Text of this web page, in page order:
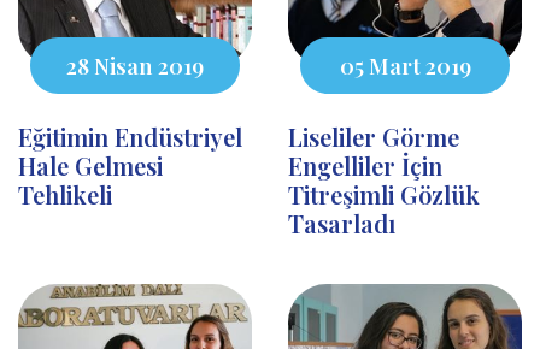
28 Nisan 2019
Eğitimin Endüstriyel
Hale Gelmesi
Tehlikeli
05 Mart 2019
Liseliler Görme
Engelliler İçin
Titreşimli Gözlük
Tasarladı